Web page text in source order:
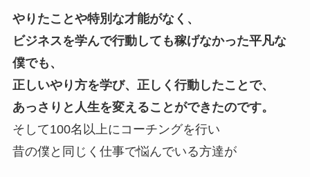
やりたことや特別な才能がなく、
ビジネスを学んで行動しても稼げなかった平凡な
僕でも、
正しいやり方を学び、正しく行動したことで、
あっさりと人生を変えることができたのです。
そして100名以上にコーチングを行い
昔の僕と同じく仕事で悩んでいる方達が